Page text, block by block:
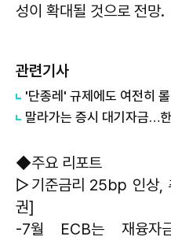
성이 확대될 것으로 전망.
관련기사
'단종레' 규제에도 여전히
◆주요 리포트
▷기준금리 25bp 인상,
권]
-7월 ECB는 재융자